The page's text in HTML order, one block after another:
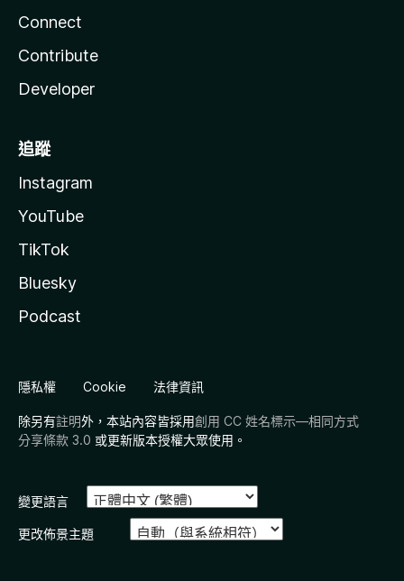
Connect
Contribute
Developer
追蹤
Instagram
YouTube
TikTok
Bluesky
Podcast
隱私權 Cookie 法律資訊
除另有註明外，本站內容皆採用創用 CC 姓名標示—相同方式
分享條款 3.0 或更新版本授權大眾使用。
變更語言
更改佈景主題